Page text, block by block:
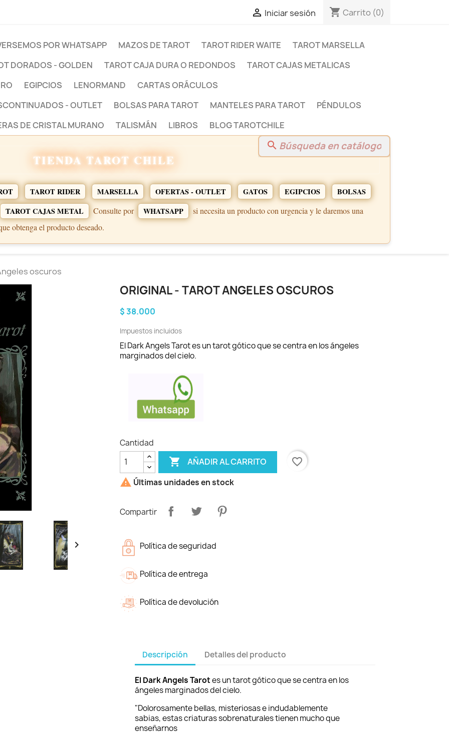
 Iniciar sesión shopping_cart Carrito (0)
POR WHATSAPP MAZOS DE TAROT TAROT RIDER WAITE
TAROT MARSELLA
DORADOS - GOLDEN
TAROT CAJA DURA O REDONDOS
TAROT CAJAS METALICAS
EGIPCIOS LENORMAND
CARTAS ORÁCULOS
- OUTLET
BOLSAS PARA TAROT MANTELES PARA TAROT
PÉNDULOS
DE CRISTAL MURANO
TALISMÁN LIBROS BLOG TAROTCHILE
search
TIENDA TAROT CHILE
TAROT RIDER MARSELLA OFERTAS - OUTLET GATOS EGIPCIOS
BOLSAS
TAROT CAJAS METAL
Consulte por WHATSAPP
si necesita un producto con urgencia y le daremos una
obtenga el producto deseado.
oscuros

ORIGINAL - TAROT ANGELES OSCUROS
$ 38.000
Impuestos incluidos
El Dark Angels Tarot es un tarot gótico que se centra en los ángeles
marginados del cielo.
Cantidad
 AÑADIR AL CARRITO
favorite_border
 Últimas unidades en stock
Compartir
Política de seguridad
Política de entrega
Política de devolución
Descripción Detalles del producto
El Dark Angels Tarotes un tarot gótico que se centra en los
ángeles marginados del cielo.
"Dolorosamente bellas, misteriosas e indudablemente
sabias, estas criaturas sobrenaturales tienen mucho que
enseñarnos